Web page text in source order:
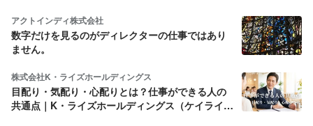
アクトインディ株式会社
数字だけを見るのがディレクターの仕事ではあり
ません。
株式会社K・ライズホールディングス
目配り・気配り・心配りとは？仕事ができる人の
共通点｜K・ライズホールディングス（ケイライ